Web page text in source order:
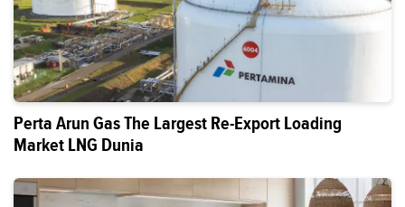
Perta Arun Gas The Largest Re-Export Loading
Market LNG Dunia